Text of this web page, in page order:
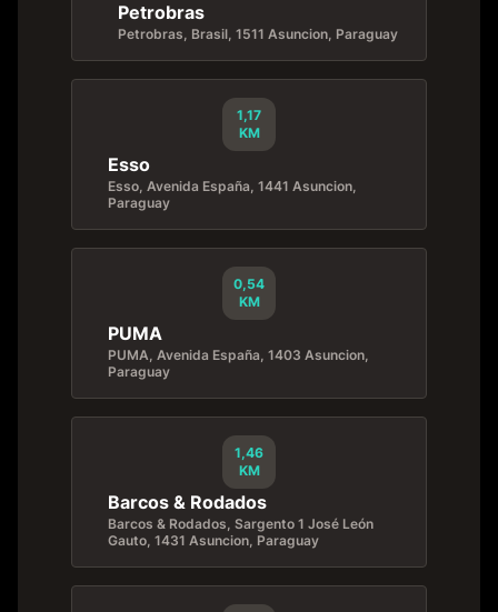
Petrobras
Petrobras, Brasil, 1511 Asuncion, Paraguay
1,17
KM
Esso
Esso, Avenida España, 1441 Asuncion,
Paraguay
0,54
KM
PUMA
PUMA, Avenida España, 1403 Asuncion,
Paraguay
1,46
KM
Barcos & Rodados
Barcos & Rodados, Sargento 1 José León
Gauto, 1431 Asuncion, Paraguay